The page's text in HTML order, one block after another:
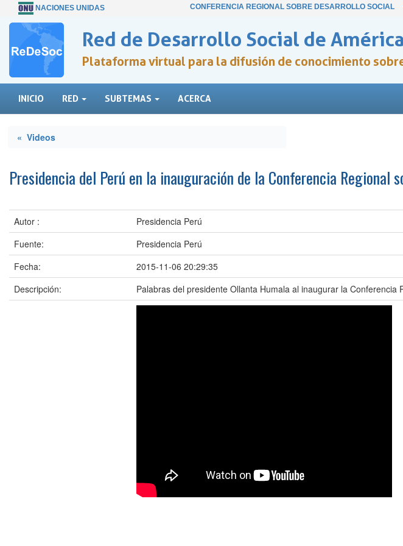
NACIONES UNIDAS CONFERENCIA REGIONAL SOBRE DESARROLLO SOCIAL
Red de Desarrollo Social de
Plataforma virtual para la difusión de conocimiento
INICIO RED SUBTEMAS ACERCA
« Videos
Presidencia del Perú en la inauguración de la Conferencia Regional
Autor :
Presidencia Perú
Fuente:
Presidencia Perú
Fecha:
2015-11-06 20:29:35
Descripción:
Palabras del presidente Ollanta Humala al inaugurar la